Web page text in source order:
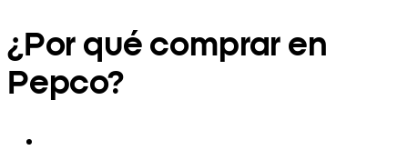
¿Por qué comprar en
Pepco?